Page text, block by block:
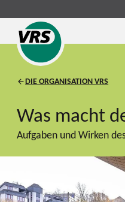
DIE ORGANISATION VRS
Was macht
Aufgaben und Wirken